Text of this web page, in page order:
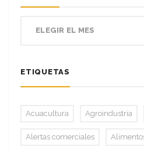
ETIQUETAS
Acuacultura Agroindustria
Alertas comerciales